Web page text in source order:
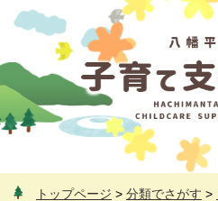
の
先
で
ー
を
ば
トップページ > 分類でさがす >